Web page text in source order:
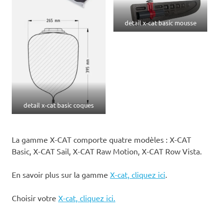
detail x-cat basic coques
detail x-cat basic mousse
La gamme X-CAT comporte quatre modèles : X-CAT
Basic, X-CAT Sail, X-CAT Raw Motion, X-CAT Row Vista.
En savoir plus sur la gamme X-cat, cliquez ici.
Choisir votre X-cat, cliquez ici.